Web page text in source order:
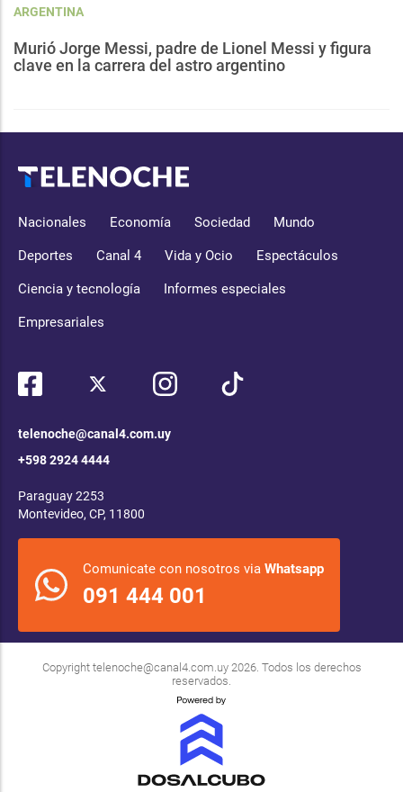
ARGENTINA
Murió Jorge Messi, padre de Lionel Messi y figura
clave en la carrera del astro argentino
Nacionales Economía Sociedad Mundo
Deportes Canal 4 Vida y Ocio Espectáculos
Ciencia y tecnología Informes especiales
Empresariales
telenoche@canal4.com.uy
+598 2924 4444
Paraguay 2253
Montevideo, CP, 11800
Comunicate con nosotros via Whatsapp
091 444 001
Copyright telenoche@canal4.com.uy2026. Todos los derechos
reservados.